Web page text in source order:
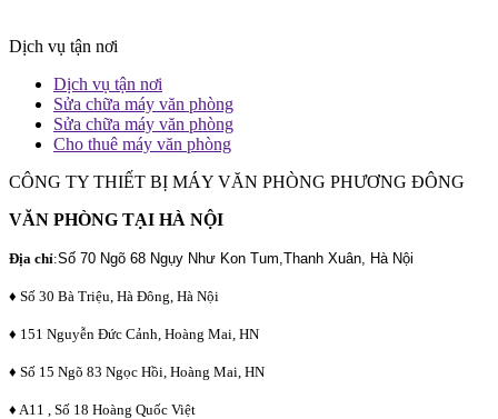
Dịch vụ tận nơi
Dịch vụ tận nơi
Sửa chữa máy văn phòng
Sửa chữa máy văn phòng
Cho thuê máy văn phòng
CÔNG TY THIẾT BỊ MÁY VĂN PHÒNG PHƯƠNG ĐÔNG
VĂN PHÒNG TẠI HÀ NỘI
Địa chỉ:Số 70 Ngõ 68 Ngụy Như Kon Tum,Thanh Xuân, Hà Nội
♦ Số 30 Bà Triệu, Hà Đông, Hà Nội
♦ 151 Nguyễn Đức Cảnh, Hoàng Mai, HN
♦ Số 15 Ngõ 83 Ngọc Hồi, Hoàng Mai, HN
♦ A11 , Số 18 Hoàng Quốc Việt